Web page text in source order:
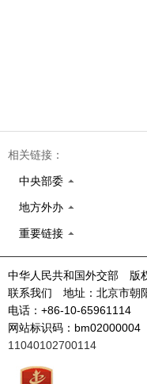
相关链接：
中央部委
地方外办
重要链接
中华人民共和国外交部 版
联系我们 地址：北京市朝
电话：+86-10-65961114
网站标识码：bm02000004
11040102700114